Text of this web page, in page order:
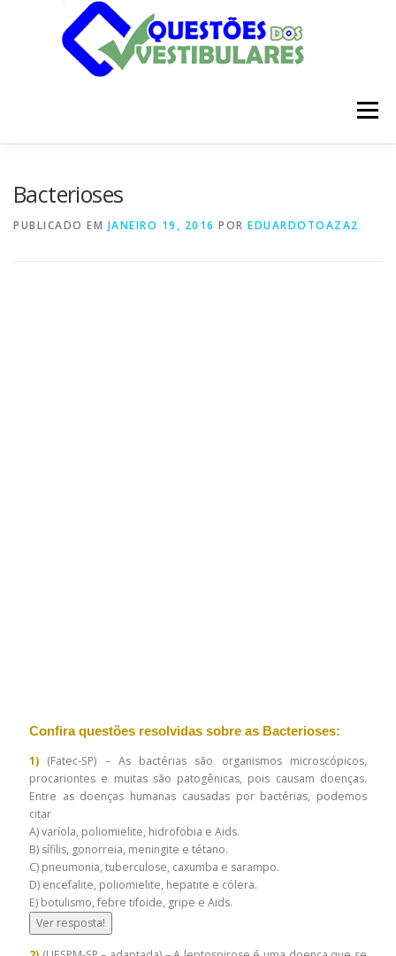
Menu
Bacterioses
PUBLICADO EM JANEIRO 19, 2016 POR EDUARDOTOAZA2
Confira questões resolvidas sobre as Bacterioses:
1) (Fatec-SP) – As bactérias são organismos microscópicos,
procariontes e muitas são patogênicas, pois causam doenças.
Entre as doenças humanas causadas por bactérias, podemos
citar
A) varíola, poliomielite, hidrofobia e Aids.
B) sífilis, gonorreia, meningite e tétano.
C) pneumonia, tuberculose, caxumba e sarampo.
D) encefalite, poliomielite, hepatite e cólera.
E) botulismo, febre tifoide, gripe e Aids.
Ver resposta!